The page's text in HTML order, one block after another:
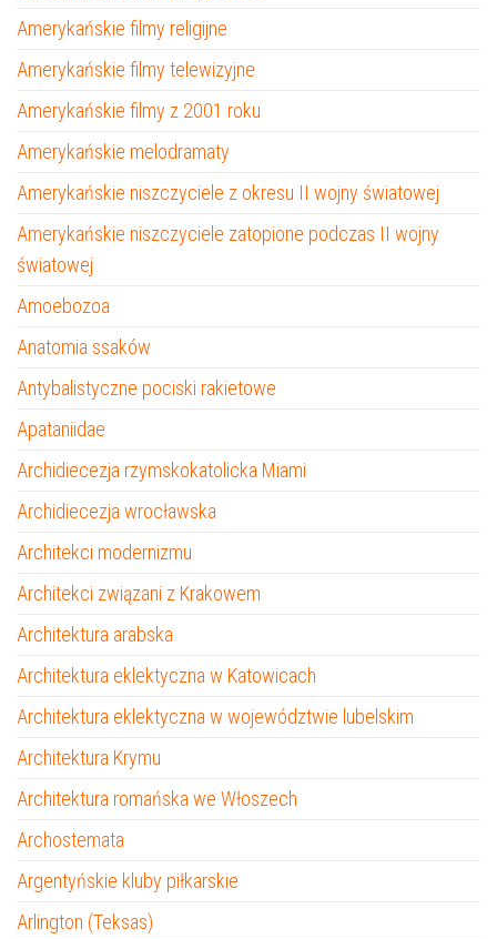
Amerykańskie filmy religijne
Amerykańskie filmy telewizyjne
Amerykańskie filmy z 2001 roku
Amerykańskie melodramaty
Amerykańskie niszczyciele z okresu II wojny światowej
Amerykańskie niszczyciele zatopione podczas II wojny
światowej
Amoebozoa
Anatomia ssaków
Antybalistyczne pociski rakietowe
Apataniidae
Archidiecezja rzymskokatolicka Miami
Archidiecezja wrocławska
Architekci modernizmu
Architekci związani z Krakowem
Architektura arabska
Architektura eklektyczna w Katowicach
Architektura eklektyczna w województwie lubelskim
Architektura Krymu
Architektura romańska we Włoszech
Archostemata
Argentyńskie kluby piłkarskie
Arlington (Teksas)